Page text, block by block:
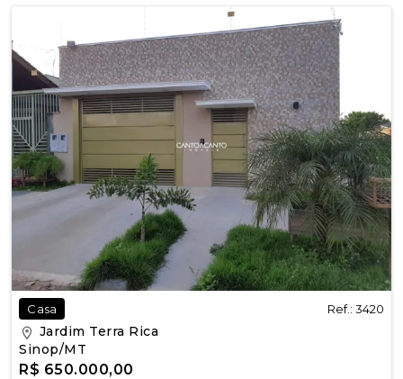
Casa Ref.: 3420
Jardim Terra Rica
Sinop/MT
R$ 650.000,00